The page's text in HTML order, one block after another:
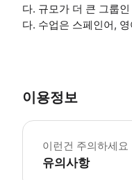
다. 규모가 더 큰 그룹
다. 수업은 스페인어,
이용정보
이런건 주의하세요
유의사항